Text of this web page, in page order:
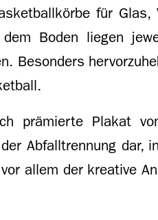
für Glas,
Boden liegen
Besonders
prämierte Plakat
Abfalltrennung dar,
allem der kreative